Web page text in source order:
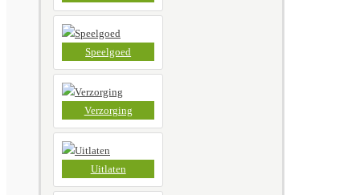
Speelgoed
Verzorging
Uitlaten